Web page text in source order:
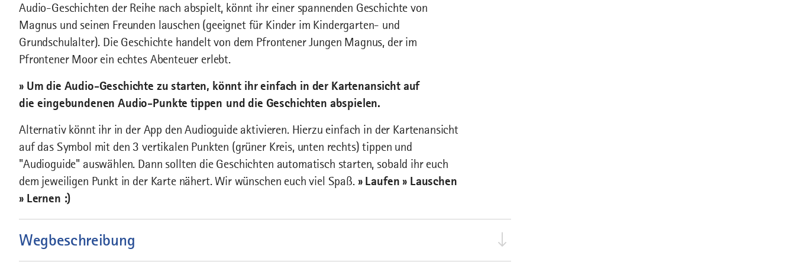
Audio-Geschichten der Reihe nach abspielt, könnt ihr einer spannenden Geschichte von
Magnus und seinen Freunden lauschen (geeignet für Kinder im Kindergarten- und
Grundschulalter). Die Geschichte handelt von dem Pfrontener Jungen Magnus, der im
Pfrontener Moor ein echtes Abenteuer erlebt.
» Um die Audio-Geschichte zu starten, könnt ihr einfach in der Kartenansicht auf
die eingebundenen Audio-Punkte tippen und die Geschichten abspielen.
Alternativ könnt ihr in der App den Audioguide aktivieren. Hierzu einfach in der Kartenansicht
auf das Symbol mit den 3 vertikalen Punkten (grüner Kreis, unten rechts) tippen und
"Audioguide" auswählen. Dann sollten die Geschichten automatisch starten, sobald ihr euch
dem jeweiligen Punkt in der Karte nähert. Wir wünschen euch viel Spaß. » Laufen » Lauschen
» Lernen :)
Wegbeschreibung